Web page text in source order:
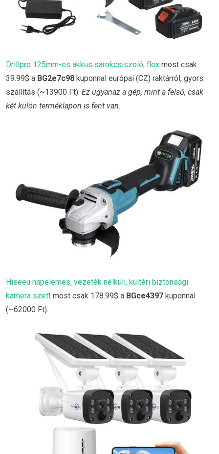
Drillpro 125mm-es akkus sarokcsiszoló, flex most csak
39.99$ a BG2e7c98 kuponnal európai (CZ) raktárról, gyors
szállítás (~13900 Ft). Ez ugyanaz a gép, mint a felső, csak
két külön terméklapon is fent van.
Hiseeu napelemes, vezeték nélküli, kültéri biztonsági
kamera szett most csak 178.99$ a BGce4397 kuponnal
(~62000 Ft).